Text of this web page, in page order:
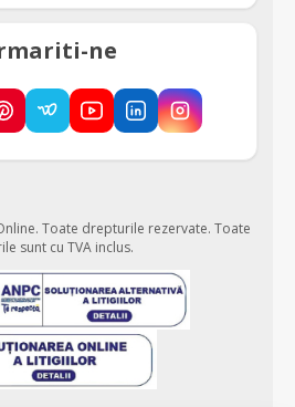
ne
Toate drepturile rezervate. Toate
sunt cu TVA inclus.